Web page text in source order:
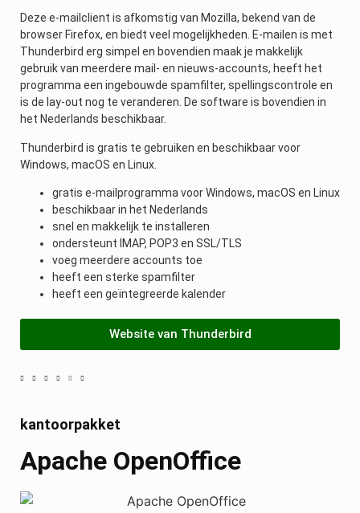
Deze e-mailclient is afkomstig van Mozilla, bekend van de
browser Firefox, en biedt veel mogelijkheden. E-mailen is met
Thunderbird erg simpel en bovendien maak je makkelijk
gebruik van meerdere mail- en nieuws-accounts, heeft het
programma een ingebouwde spamfilter, spellingscontrole en
is de lay-out nog te veranderen. De software is bovendien in
het Nederlands beschikbaar.
Thunderbird is gratis te gebruiken en beschikbaar voor
Windows, macOS en Linux.
gratis e-mailprogramma voor Windows, macOS en Linux
beschikbaar in het Nederlands
snel en makkelijk te installeren
ondersteunt IMAP, POP3 en SSL/TLS
voeg meerdere accounts toe
heeft een sterke spamfilter
heeft een geïntegreerde kalender
Website van Thunderbird
kantoorpakket
Apache OpenOffice